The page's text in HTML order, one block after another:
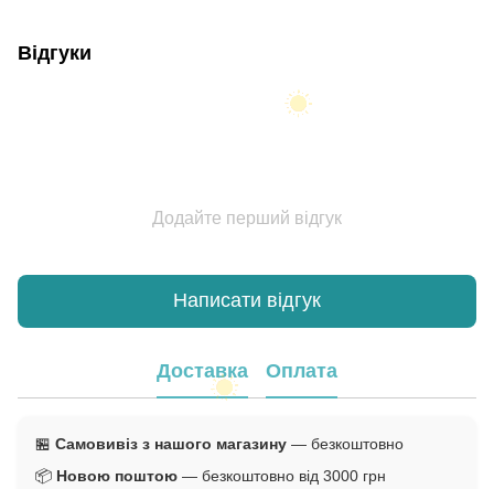
Відгуки
Додайте перший відгук
Написати відгук
Доставка Оплата
🏪 Самовивіз з нашого магазину — безкоштовно
📦 Новою поштою — безкоштовно від 3000 грн